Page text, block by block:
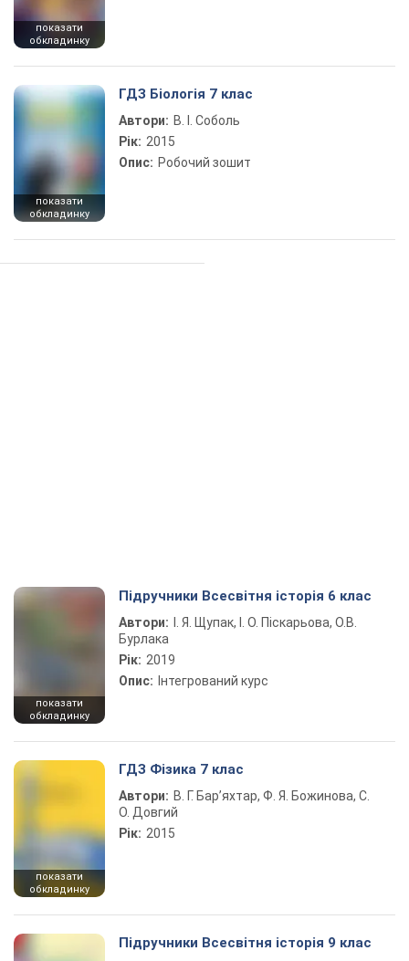
показати
обкладинку
показати
обкладинку
ГДЗ Біологія 7 клас
Автори: В. І. Соболь
Рік: 2015
Опис: Робочий зошит
показати
обкладинку
Підручники Всесвітня історія 6 клас
Автори:
І. Я. Щупак, І. О. Піскарьова, О.В.
Бурлака
Рік: 2019
Опис: Інтегрований курс
показати
обкладинку
ГДЗ Фізика 7 клас
Автори: В. Г. Бар’яхтар, Ф. Я. Божинова, С.
О. Довгий
Рік: 2015
Підручники Всесвітня історія 9 клас